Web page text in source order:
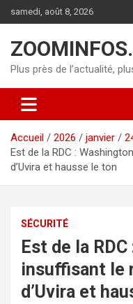
au
samedi, août 8, 2026
Plus près de l’actualité,
Accueil 2026 janvier
Est de la RDC :
d’Uvira et hausse le ton
SÉCURITÉ
Est de la
insuffisant le
d’Uvira et